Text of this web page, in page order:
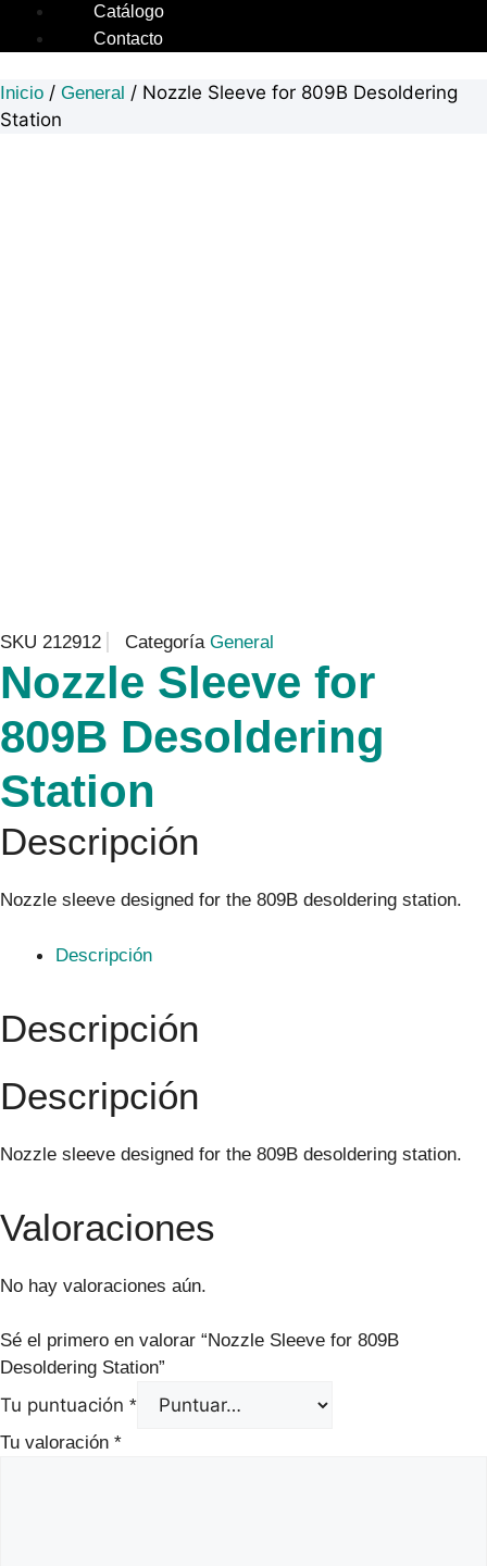
Catálogo
Contacto
Inicio / General / Nozzle Sleeve for 809B Desoldering
Station
SKU 212912 Categoría General
Nozzle Sleeve for
809B Desoldering
Station
Descripción
Nozzle sleeve designed for the 809B desoldering station.
Descripción
Descripción
Descripción
Nozzle sleeve designed for the 809B desoldering station.
Valoraciones
No hay valoraciones aún.
Sé el primero en valorar “Nozzle Sleeve for 809B
Desoldering Station”
Tu puntuación *
Tu valoración *